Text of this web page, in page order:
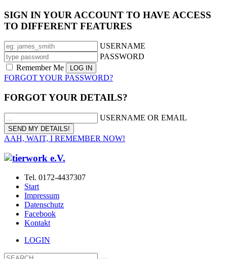
SIGN IN YOUR ACCOUNT TO HAVE ACCESS
TO DIFFERENT FEATURES
USERNAME
PASSWORD
Remember Me
FORGOT YOUR PASSWORD?
FORGOT YOUR DETAILS?
USERNAME OR EMAIL
AAH, WAIT, I REMEMBER NOW!
Tel. 0172-4437307
Start
Impressum
Datenschutz
Facebook
Kontakt
LOGIN